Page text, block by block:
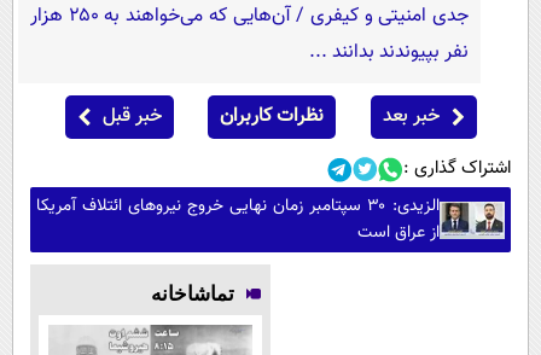
جدی امنیتی و کیفری / آن‌هایی که می‌خواهند به ۲۵۰ هزار
نفر بپیوندند بدانند ...
خبر بعد نظرات کاربران خبر قبل
اشتراک گذاری :
الزیدی: ۳۰ سپتامبر زمان نهایی خروج نیروهای ائتلاف آمریکا
از عراق است
تماشاخانه